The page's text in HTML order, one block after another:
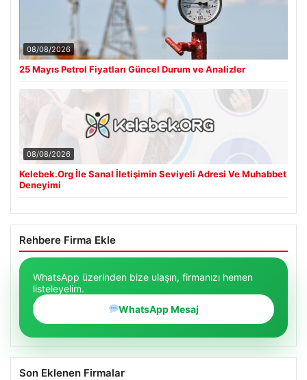
08/08/2026
25 Mayıs Petrol Fiyatları Güncel Durum ve Analizler
08/08/2026
Kelebek.Org İle Sanal İletişimin Seviyeli Adresi Ve Muhabbet
Deneyimi
Rehbere Firma Ekle
WhatsApp üzerinden bize ulaşın, firmanızı hemen
listeleyelim.
WhatsApp Mesaj
Son Eklenen Firmalar